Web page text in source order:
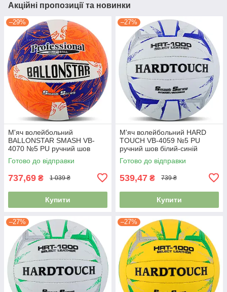
Акційні пропозиції та новинки
–29%
М'яч волейбольний
BALLONSTAR SMASH VB-
4070 №5 PU ручний шов
синій-помаранчевий
Готово до відправки
737,69 ₴ 1 039 ₴
Купити
–27%
М'яч волейбольний HARD
TOUCH VB-4059 №5 PU
ручний шов білий-синій
Готово до відправки
539,47 ₴ 739 ₴
Купити
–27% –27%